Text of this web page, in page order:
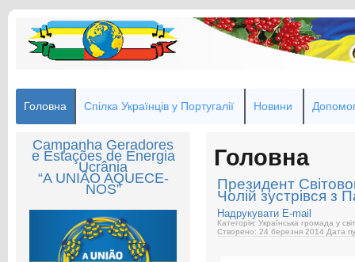
Головна Спілка Українців у Португалії Новини
Campanha Geradores
e Estações de Energia
Ucrânia
“A UNIÃO AQUECE-
NOS”
Головна
Президент
Чолій зустрівся з
Надрукувати E-mail
Категорія: Українська громада у
Створено: 24 березня 2014 Дата